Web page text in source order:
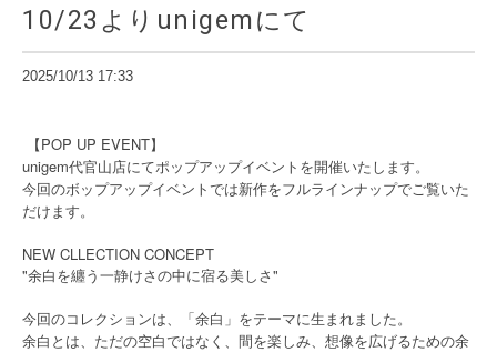
10/23よりunigemにて
2025/10/13 17:33
【POP UP EVENT】
unigem代官山店にてポップアップイベントを開催いたします。
今回のボップアップイベントでは新作をフルラインナップでご覧いた
だけます。
NEW CLLECTION CONCEPT
"余白を纏う一静けさの中に宿る美しさ"
今回のコレクションは、「余白」をテーマに生まれました。
余白とは、ただの空白ではなく、間を楽しみ、想像を広げるための余